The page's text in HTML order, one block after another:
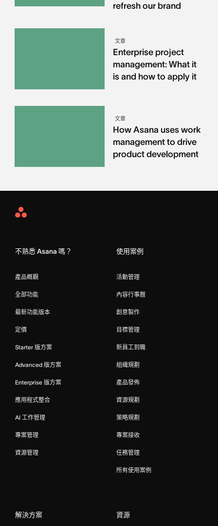
refresh our brand
文章
Enterprise project
management: What it
is and how to apply it
文章
How Asana uses work
management to drive
product development
Asana
不熟悉 Asana 嗎？
產品概觀
全部功能
最新功能版本
定價
Starter 版方案
Advanced 版方案
Enterprise 版方案
應用程式整合
AI 工作管理
專案管理
資源管理
使用案例
活動管理
內容行事曆
創意製作
目標管理
新員工到職
組織規劃
產品發佈
資源規劃
策略規劃
專案接收
任務管理
所有使用案例
解決方案 資源